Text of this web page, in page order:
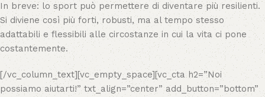
In breve: lo sport può permettere di diventare più resilienti.
Si diviene così più forti, robusti, ma al tempo stesso
adattabili e flessibili alle circostanze in cui la vita ci pone
costantemente.
[/vc_column_text][vc_empty_space][vc_cta h2=”Noi
possiamo aiutarti!” txt_align=”center” add_button=”bottom”